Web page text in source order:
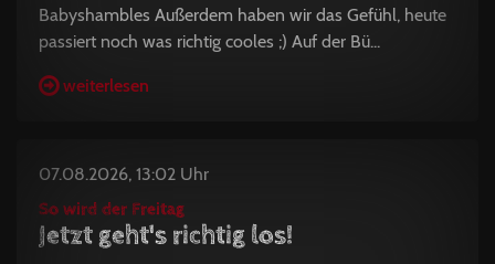
Babyshambles Außerdem haben wir das Gefühl, heute
passiert noch was richtig cooles ;) Auf der Bü...
weiterlesen
07.08.2026, 13:02 Uhr
So wird der Freitag
Jetzt geht's richtig los!